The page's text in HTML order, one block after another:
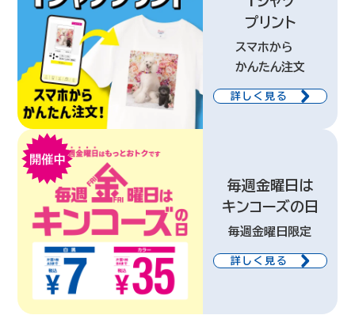
プリント
スマホから
かんたん注文
詳しく見る
毎週金曜日は
キンコーズの日
毎週金曜日限定
詳しく見る